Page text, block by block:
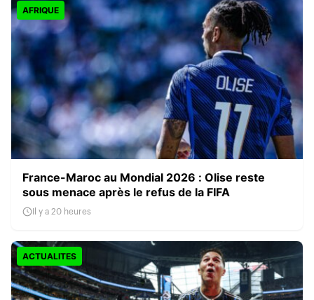
AFRIQUE
France-Maroc au Mondial 2026 : Olise reste
sous menace après le refus de la FIFA
Il y a 20 heures
ACTUALITES